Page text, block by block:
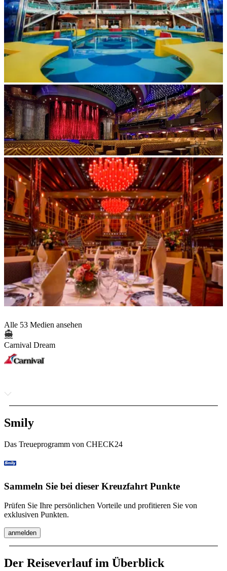
Alle 53 Medien ansehen
Carnival Dream
Smily
Das Treueprogramm von CHECK24
Sammeln Sie bei dieser Kreuzfahrt Punkte
Prüfen Sie Ihre persönlichen Vorteile und profitieren Sie von
exklusiven Punkten.
anmelden
Der Reiseverlauf im Überblick